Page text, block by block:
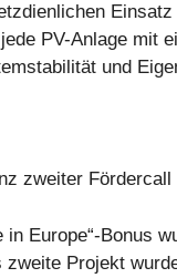
PV-Anlage mit
und
zweiter Fördercall
in Europe“-Bonus
zweite Projekt